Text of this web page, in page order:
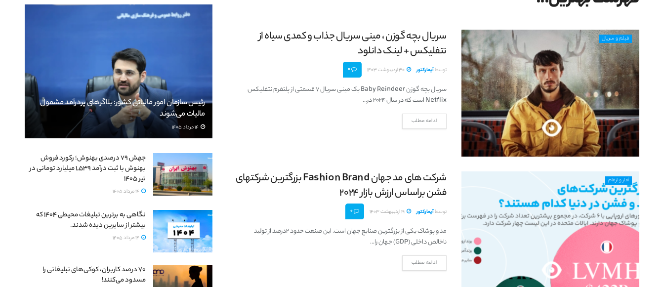
فیلم و سریال
سریال بچه گوزن ، مینی سریال جذاب و کمدی سیاه از
نتفلیکس + لینک دانلود
توسطآیمارکتور 0
سریال بچه گوزن Baby Reindeer یک مینی سریال 7 قسمتی از پلتفرم نتفلیکس
Netflix است که در سال ۲۰۲۴ در...
ادامه مطلب
آمار و ارقام
شرکت های مد جهان Fashion Brand بزرگترین شرکتهای
فشن براساس ارزش بازار 2024
توسطآیمارکتور 0
مد و پوشاک یکی از بزرگترین صنایع جهان است. این صنعت حدود 2درصد از تولید
ناخالص داخلی (GDP) جهان را...
ادامه مطلب
رئیس سازمان امور مالیاتی کشور: بلاگرهای پردرآمد مشمول
مالیات می‌شوند
14 مرداد 1405
جهش ۷۹ درصدی بهنوش؛ رکورد فروش
بهنوش با ثبت درآمد ۱٬۵۳۹ میلیارد تومانی در
تیر ۱۴۰۵
نگاهی به برترین تبلیغات محیطی ۱۴۰۴ که
بیشتر از سایرین دیده شدند.
۷۰ درصد کاربران، کوکی‌های تبلیغاتی را
مسدود می‌کنند!